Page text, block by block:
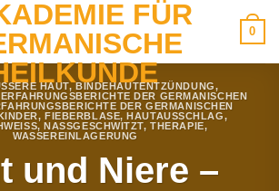
0
HAUT ,BINDEHAUTENTZÜNDUNG,
ERFAHRUNGSBERICHTE DER GERMANISCHEN
DER GERMANISCHEN
,FIEBERBLASE,HAUTAUSSCHLAG,
,NASSGESCHWITZT,THERAPIE,
WASSEREINLAGERUNG
und Niere –